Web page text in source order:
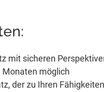
mit sicheren
Monaten möglich
der zu Ihren